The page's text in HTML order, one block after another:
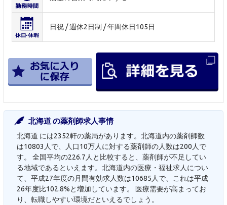
日祝 / 週休2日制 / 年間休日105日
北海道 の薬剤師求人事情
北海道 には2352軒の薬局があります。北海道内の薬剤師数
は10803人で、人口10万人に対する薬剤師の人数は200人で
す。 全国平均の226.7人と比較すると、薬剤師が不足してい
る地域であるといえます。北海道内の医療・福祉求人につい
て、平成27年度の月間有効求人数は10685人で、これは平成
26年度比102.8%と増加しています。 医療需要が高まってお
り、転職しやすい環境だといえるでしょう。